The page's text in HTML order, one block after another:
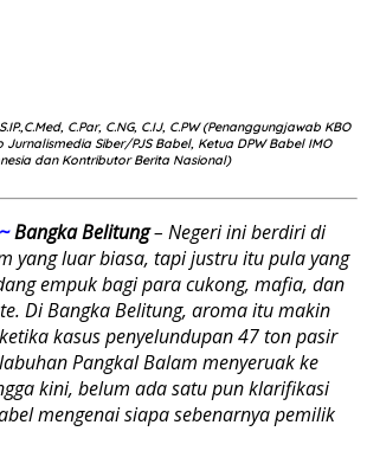
C.Par, C.NG, C.IJ, C.PW (Penanggungjawab KBO
Jurnalismedia Siber/PJS Babel, Ketua DPW Babel IMO
dan Kontributor Berita Nasional)
Bangka Belitung– Negeri ini berdiri di
yang luar biasa, tapi justru itu pula yang
empuk bagi para cukong, mafia, dan
Di Bangka Belitung, aroma itu makin
kasus penyelundupan 47 ton pasir
Pangkal Balam menyeruak ke
kini, belum ada satu pun klarifikasi
mengenai siapa sebenarnya pemilik